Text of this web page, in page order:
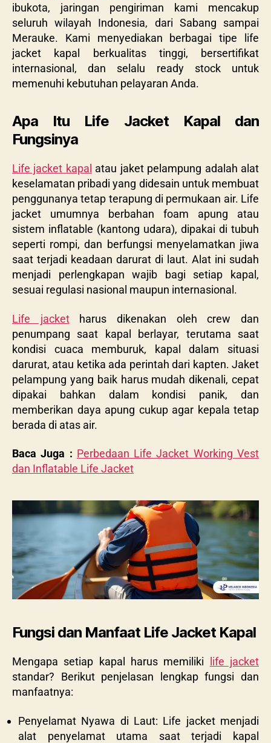
ibukota, jaringan pengiriman kami mencakup
seluruh wilayah Indonesia, dari Sabang sampai
Merauke. Kami menyediakan berbagai tipe life
jacket kapal berkualitas tinggi, bersertifikat
internasional, dan selalu ready stock untuk
memenuhi kebutuhan pelayaran Anda.
Apa Itu Life Jacket Kapal dan
Fungsinya
Life jacket kapal atau jaket pelampung adalah alat
keselamatan pribadi yang didesain untuk membuat
penggunanya tetap terapung di permukaan air. Life
jacket umumnya berbahan foam apung atau
sistem inflatable (kantong udara), dipakai di tubuh
seperti rompi, dan berfungsi menyelamatkan jiwa
saat terjadi keadaan darurat di laut. Alat ini sudah
menjadi perlengkapan wajib bagi setiap kapal,
sesuai regulasi nasional maupun internasional.
Life jacketharus dikenakan oleh crew dan
penumpang saat kapal berlayar, terutama saat
kondisi cuaca memburuk, kapal dalam situasi
darurat, atau ketika ada perintah dari kapten. Jaket
pelampung yang baik harus mudah dikenali, cepat
dipakai bahkan dalam kondisi panik, dan
memberikan daya apung cukup agar kepala tetap
berada di atas air.
Baca Juga : Perbedaan Life Jacket Working Vest
dan Inflatable Life Jacket
Fungsi dan Manfaat Life Jacket Kapal
Mengapa setiap kapal harus memiliki
life jacket
standar? Berikut penjelasan lengkap fungsi dan
manfaatnya:
Penyelamat Nyawa di Laut: Life jacket menjadi
alat penyelamat utama saat terjadi kapal